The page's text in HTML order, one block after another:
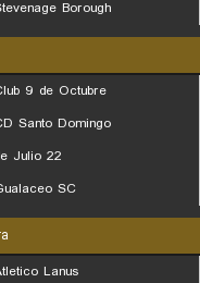
Borough
9 de Octubre
Santo Domingo
22 de Julio
SC
Lanus